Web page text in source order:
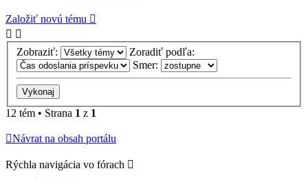
Založiť novú tému
Zobraziť:
Zoradiť podľa:
Smer:
12 tém • Strana 1 z 1
Návrat na obsah portálu
Rýchla navigácia vo fórach